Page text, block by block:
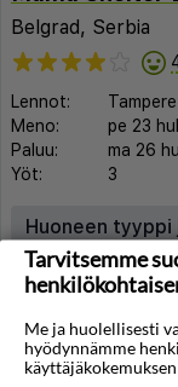
Belgrad, Serbia
Lennot: Tampere
Meno:
pe 23
Paluu:
ma 26
Yöt:
3
Huoneen tyyppi
Tarvitsemme
Me ja huolellisesti
hyödynnämme